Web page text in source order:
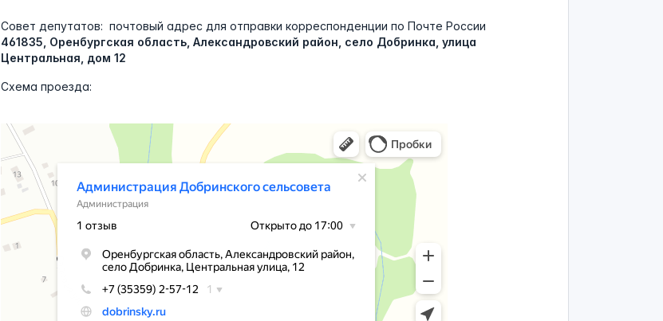
Совет депутатов: почтовый адрес для отправки корреспонденции по Почте России
461835, Оренбургская область, Александровский район, село Добринка, улица
Центральная, дом 12
Схема проезда:
Администрация Добринского сельсовета
Администрация в Оренбургской области